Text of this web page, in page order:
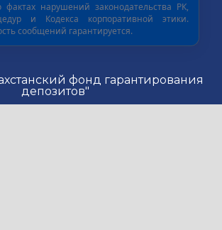
нарушений законодательства РК,
и Кодекса корпоративной этики.
сообщений гарантируется.
фонд гарантирования
депозитов"